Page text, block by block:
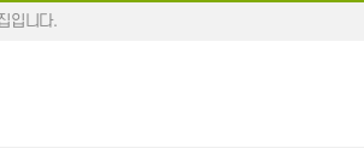
입니다.